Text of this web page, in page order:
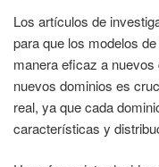
Los artículos de
para que los modelos
manera eficaz a
nuevos dominios es
real, ya que cada
características y